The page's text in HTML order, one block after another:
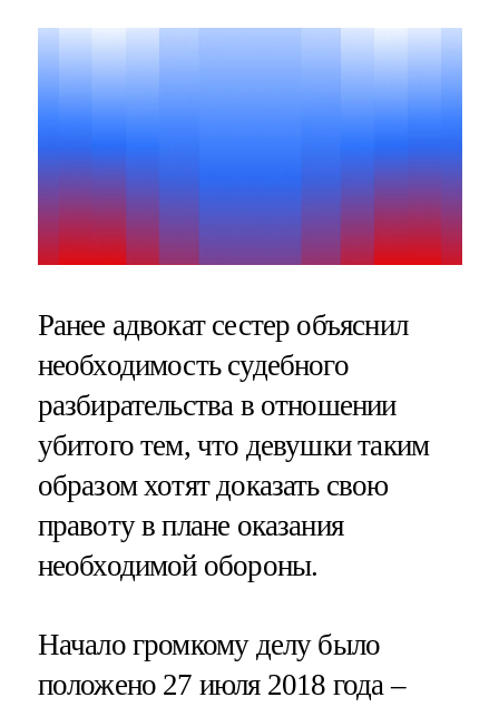
Ранее адвокат сестер объяснил
необходимость судебного
разбирательства в отношении
убитого тем, что девушки таким
образом хотят доказать свою
правоту в плане оказания
необходимой обороны.
Начало громкому делу было
положено 27 июля 2018 года –